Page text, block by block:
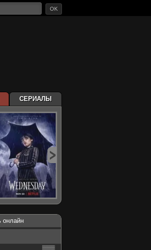
онлайн
СЕРИАЛЫ
OK